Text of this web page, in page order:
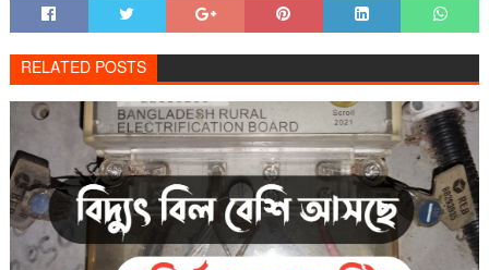
RELATED POSTS